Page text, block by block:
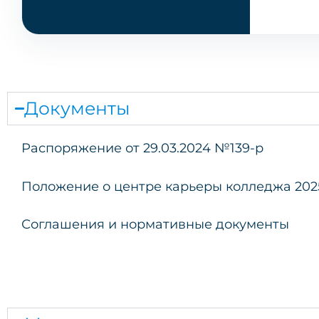
Документы
Распоряжение от 29.03.2024 №139-р
Положение о центре карьеры колледжа
Соглашения и нормативные документы